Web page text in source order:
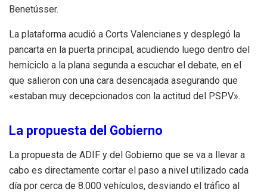
Benetússer.
La plataforma acudió a Corts Valencianes y desplegó la
pancarta en la puerta principal, acudiendo luego dentro del
hemiciclo a la plana segunda a escuchar el debate, en el
que salieron con una cara desencajada asegurando que
«estaban muy decepcionados con la actitud del PSPV».
La propuesta del Gobierno
La propuesta de ADIF y del Gobierno que se va a llevar a
cabo es directamente cortar el paso a nivel utilizado cada
día por cerca de 8.000 vehículos, desviando el tráfico al